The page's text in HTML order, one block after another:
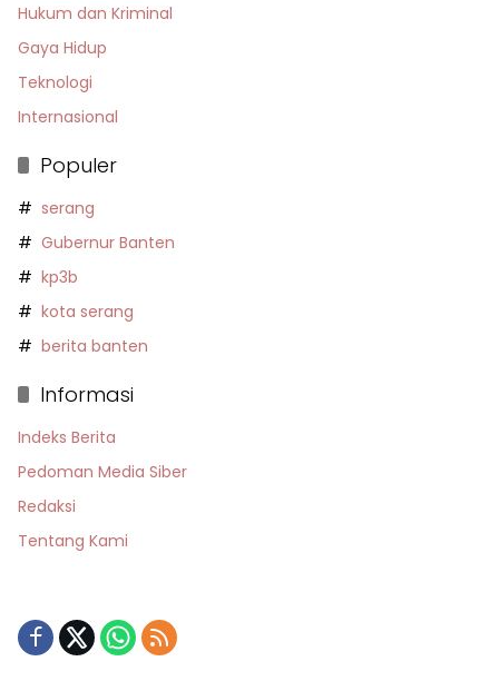
Hukum dan Kriminal
Gaya Hidup
Teknologi
Internasional
Populer
serang
Gubernur Banten
kp3b
kota serang
berita banten
Informasi
Indeks Berita
Pedoman Media Siber
Redaksi
Tentang Kami